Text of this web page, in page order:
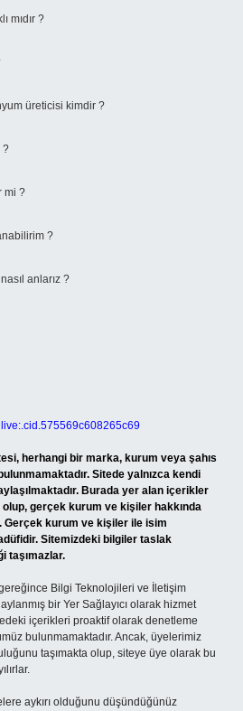
mıdır ?
üreticisi kimdir ?
?
mi ?
?
anlarız ?
herhangi bir marka, kurum veya şahıs
Sitede yalnızca kendi
Burada yer alan içerikler
gerçek kurum ve kişiler hakkında
Gerçek kurum ve kişiler ile isim
Sitemizdeki bilgiler taslak
taşımazlar.
Bilgi Teknolojileri ve İletişim
bir Yer Sağlayıcı olarak hizmet
içerikleri proaktif olarak denetleme
bulunmamaktadır. Ancak, üyelerimiz
taşımakta olup, siteye üye olarak bu
aykırı olduğunu düşündüğünüz